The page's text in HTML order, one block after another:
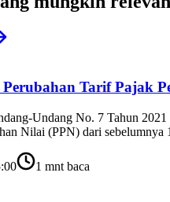
Tarif Pajak
Undang No. 7 Tahun
Nilai (PPN) dari
1 mnt baca